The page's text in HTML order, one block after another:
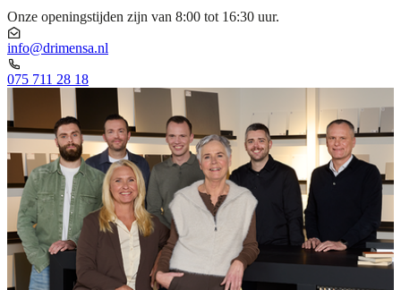
Onze openingstijden zijn van 8:00 tot 16:30 uur.
info@drimensa.nl
075 711 28 18